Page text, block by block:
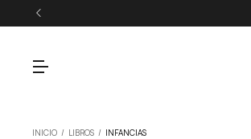
INICIO / LIBROS / INFANCIAS